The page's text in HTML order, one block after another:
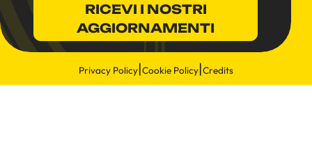
RICEVI I NOSTRI
AGGIORNAMENTI
Privacy Policy Cookie Policy Credits